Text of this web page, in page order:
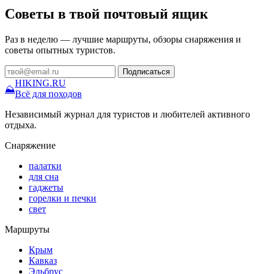
Советы в твой почтовый ящик
Раз в неделю — лучшие маршруты, обзоры снаряжения и
советы опытных туристов.
Подписаться
⛰
HIKING.RU
Всё для походов
Независимый журнал для туристов и любителей активного
отдыха.
Снаряжение
палатки
для сна
гаджеты
горелки и печки
свет
Маршруты
Крым
Кавказ
Эльбрус